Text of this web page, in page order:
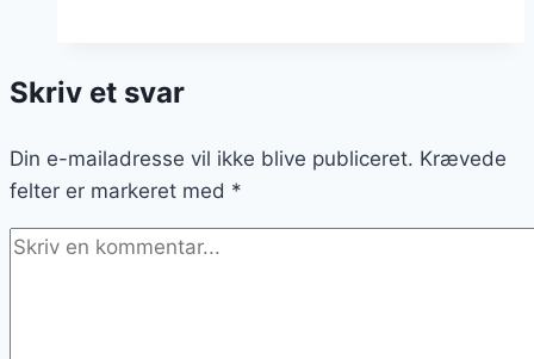
som
mulighed
Skriv et svar
Din e-mailadresse vil ikke blive publiceret. Krævede
felter er markeret med *